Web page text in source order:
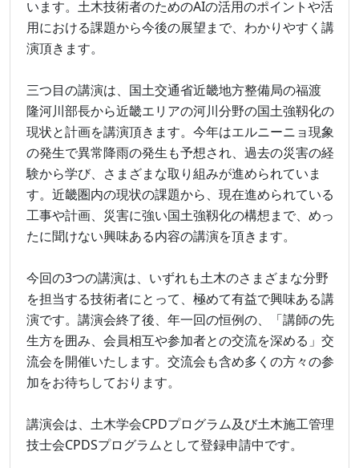
います。土木技術者のためのAIの活用のポイントや活
用における課題から今後の展望まで、わかりやすく講
演頂きます。
三つ目の講演は、国土交通省近畿地方整備局の福渡
隆河川部長から近畿エリアの河川分野の国土強靱化の
現状と計画を講演頂きます。今年はエルニーニョ現象
の発生で異常降雨の発生も予想され、過去の災害の経
験から学び、さまざまな取り組みが進められていま
す。近畿圏内の現状の課題から、現在進められている
工事や計画、災害に強い国土強靱化の構想まで、めっ
たに聞けない興味ある内容の講演を頂きます。
今回の3つの講演は、いずれも土木のさまざまな分野
を担当する技術者にとって、極めて有益で興味ある講
演です。講演会終了後、年一回の恒例の、「講師の先
生方を囲み、会員相互や参加者との交流を深める」交
流会を開催いたします。交流会も含め多くの方々の参
加をお待ちしております。
講演会は、土木学会CPDプログラム及び土木施工管理
技士会CPDSプログラムとして登録申請中です。